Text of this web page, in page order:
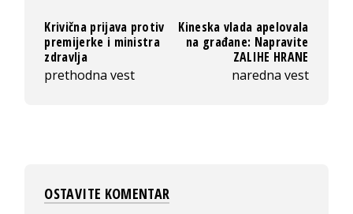
Krivična prijava protiv
premijerke i ministra
zdravlja
prethodna vest
Kineska vlada apelovala
na građane: Napravite
ZALIHE HRANE
naredna vest
OSTAVITE KOMENTAR